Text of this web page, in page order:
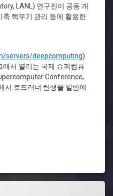
LANL) 연구진이 공동 개
핵무기 관리 등에 활용한
servers/deepcomputing)
서 열리는 국제 슈퍼컴퓨
Conference,
서 로드러너 탄생을 일반에